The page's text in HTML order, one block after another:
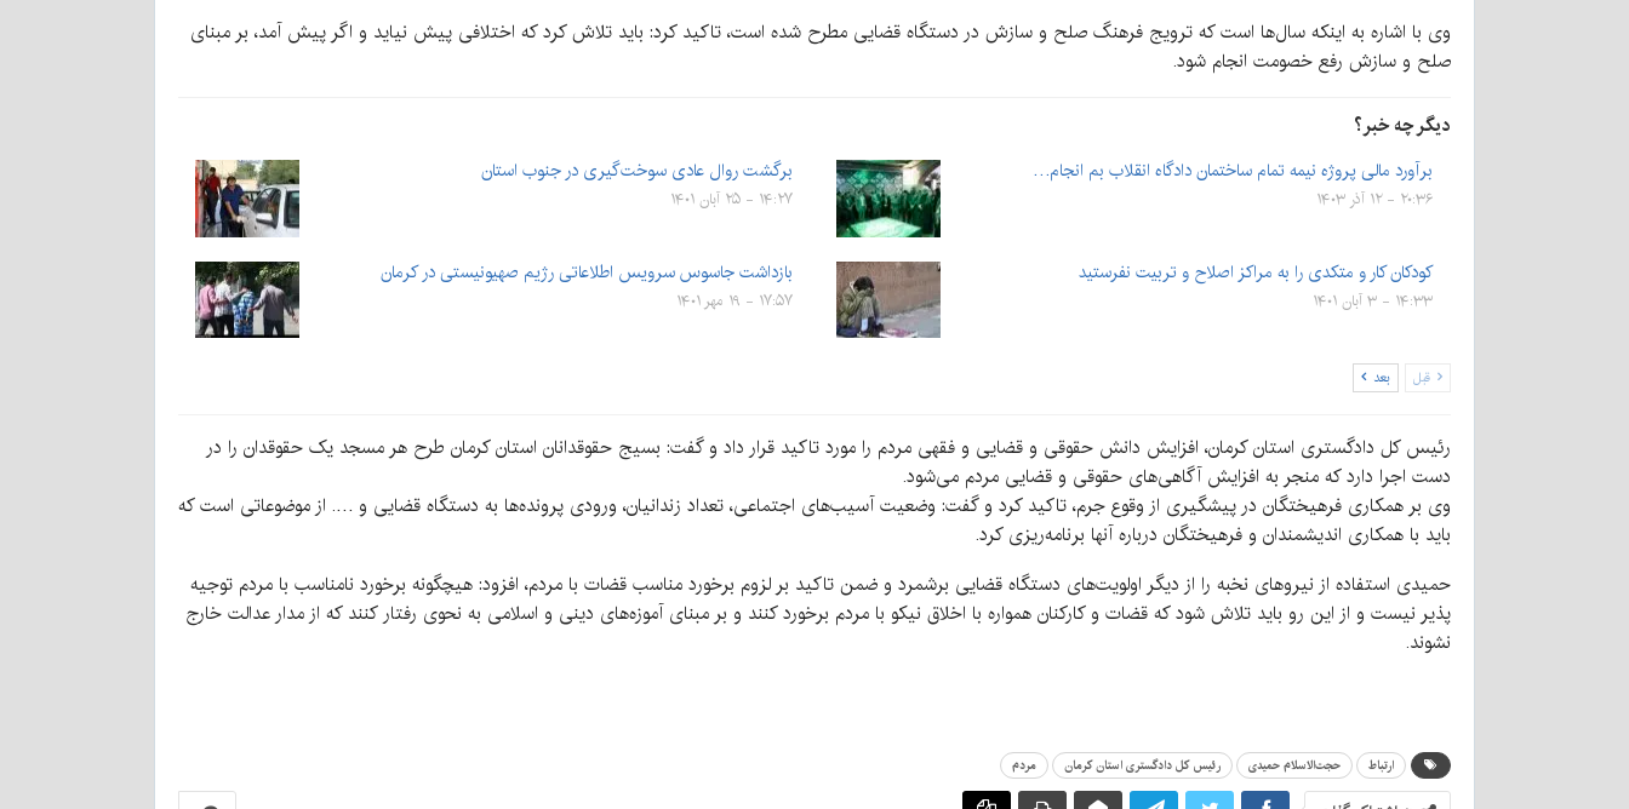
وی با اشاره به اینکه سال‌ها است که ترویج فرهنگ صلح و سازش در دستگاه قضایی مطرح شده است، تاکید کرد: باید تلاش کرد که اختلافی پیش نیاید و اگر پیش آمد، بر مبنای
صلح و سازش رفع خصومت انجام شود.
دیگر چه خبر؟
برآورد مالی پروژه نیمه تمام ساختمان دادگاه انقلاب بم انجام…
۲۰:۳۶ - ۱۲ آذر ۱۴۰۳
برگشت روال عادی سوخت‌گیری در جنوب استان
۱۴:۲۷ - ۲۵ آبان ۱۴۰۱
کودکان کار و متکدی را به مراکز اصلاح و تربیت نفرستید
۱۴:۳۳ - ۳ آبان ۱۴۰۱
بازداشت جاسوس سرویس اطلاعاتی رژیم صهیونیستی در کرمان ‌
۱۷:۵۷ - ۱۹ مهر ۱۴۰۱
قبل بعد
رئیس کل دادگستری استان کرمان، افزایش دانش حقوقی و قضایی و فقهی مردم را مورد تاکید قرار داد و گفت: بسیج حقوقدانان استان کرمان طرح هر مسجد یک حقوقدان را در
دست اجرا دارد که منجر به افزایش آگاهی‌های حقوقی و قضایی مردم می‌شود.
وی بر همکاری فرهیختگان در پیشگیری از وقوع جرم، تاکید کرد و گفت: وضعیت آسیب‌های اجتماعی، تعداد زندانیان، ورودی پرونده‌ها به دستگاه قضایی و …. از موضوعاتی است که
باید با همکاری اندیشمندان و فرهیختگان درباره آنها برنامه‌ریزی کرد.
حمیدی استفاده از نیروهای نخبه را از دیگر اولویت‌های دستگاه قضایی برشمرد و ضمن تاکید بر لزوم برخورد مناسب قضات با مردم، افزود: هیچگونه برخورد نامناسب با مردم توجیه
پذیر نیست و از این رو باید تلاش شود که قضات و کارکنان همواره با اخلاق نیکو با مردم برخورد کنند و بر مبنای آموزه‌های دینی و اسلامی به نحوی رفتار کنند که از مدار عدالت خارج
نشوند.
ارتباط حجت‌الاسلام حمیدی رئیس کل دادگستری استان کرمان مردم